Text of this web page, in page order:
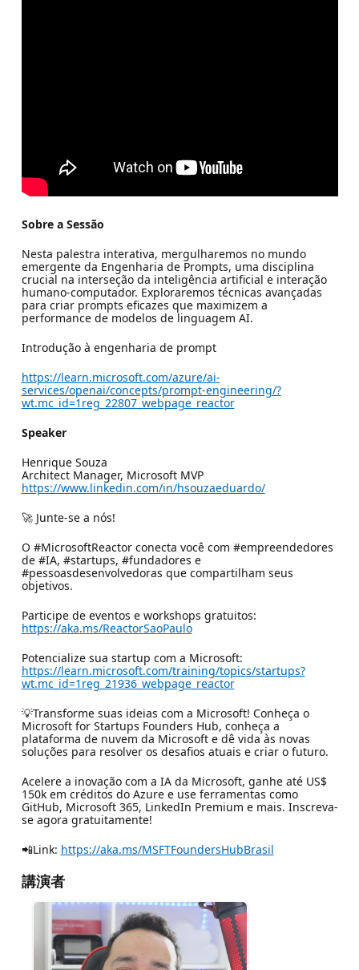
Sobre a Sessão
Nesta palestra interativa, mergulharemos no mundo
emergente da Engenharia de Prompts, uma disciplina
crucial na interseção da inteligência artificial e interação
humano-computador. Exploraremos técnicas avançadas
para criar prompts eficazes que maximizem a
performance de modelos de linguagem AI.
Introdução à engenharia de prompt
https://learn.microsoft.com/azure/ai-
services/openai/concepts/prompt-engineering/?
wt.mc_id=1reg_22807_webpage_reactor
Speaker
Henrique Souza
Architect Manager, Microsoft MVP
https://www.linkedin.com/in/hsouzaeduardo/
🚀 Junte-se a nós!
O #MicrosoftReactor conecta você com #empreendedores
de #IA, #startups, #fundadores e
#pessoasdesenvolvedoras que compartilham seus
objetivos.
Participe de eventos e workshops gratuitos:
https://aka.ms/ReactorSaoPaulo
Potencialize sua startup com a Microsoft:
https://learn.microsoft.com/training/topics/startups?
wt.mc_id=1reg_21936_webpage_reactor
💡Transforme suas ideias com a Microsoft! Conheça o
Microsoft for Startups Founders Hub, conheça a
plataforma de nuvem da Microsoft e dê vida às novas
soluções para resolver os desafios atuais e criar o futuro.
Acelere a inovação com a IA da Microsoft, ganhe até US$
150k em créditos do Azure e use ferramentas como
GitHub, Microsoft 365, LinkedIn Premium e mais. Inscreva-
se agora gratuitamente!
📲Link: https://aka.ms/MSFTFoundersHubBrasil
講演者